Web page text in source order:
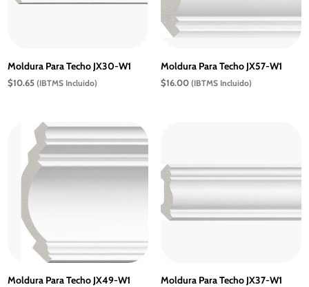
Moldura Para Techo JX30-W1
$10.65 (IBTMS Incluido)
Moldura Para Techo JX57-W1
$16.00 (IBTMS Incluido)
Moldura Para Techo JX49-W1 Moldura Para Techo JX37-W1